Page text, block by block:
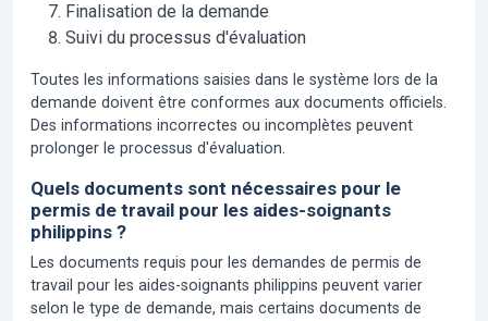
Finalisation de la demande
Suivi du processus d'évaluation
Toutes les informations saisies dans le système lors de la
demande doivent être conformes aux documents officiels.
Des informations incorrectes ou incomplètes peuvent
prolonger le processus d'évaluation.
Quels documents sont nécessaires pour le
permis de travail pour les aides-soignants
philippins ?
Les documents requis pour les demandes de permis de
travail pour les aides-soignants philippins peuvent varier
selon le type de demande, mais certains documents de